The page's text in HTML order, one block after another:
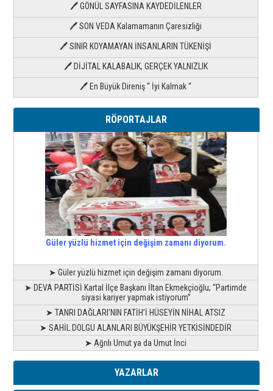
🖊 GÖNÜL SAYFASINA KAYDEDİLENLER
🖊 SON VEDA Kalamamanın Çaresizliği
🖊 SINIR KOYAMAYAN İNSANLARIN TÜKENİŞİ
🖊 DİJİTAL KALABALIK, GERÇEK YALNIZLIK
🖊 En Büyük Direniş “ İyi Kalmak “
RÖPORTAJLAR
Güler yüzlü hizmet için değişim zamanı diyorum.
➤ Güler yüzlü hizmet için değişim zamanı diyorum.
➤ DEVA PARTİSİ Kartal İlçe Başkanı İltan Ekmekçioğlu; “Partimde
siyasi kariyer yapmak istiyorum”
➤ TANRI DAĞLARI’NIN FATİH’İ HÜSEYİN NİHAL ATSIZ
➤ SAHİL DOLGU ALANLARI BÜYÜKŞEHİR YETKİSİNDEDİR
➤ Ağrılı Umut ya da Umut İnci
YAZARLAR